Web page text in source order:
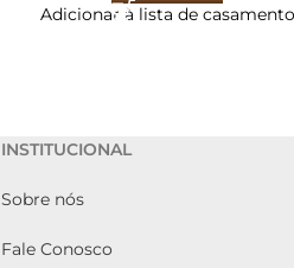
Adicionar à lista de casamento
INSTITUCIONAL
Sobre nós
Fale Conosco